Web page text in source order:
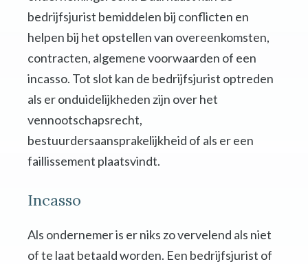
bedrijfsjurist bemiddelen bij conflicten en
helpen bij het opstellen van overeenkomsten,
contracten, algemene voorwaarden of een
incasso. Tot slot kan de bedrijfsjurist optreden
als er onduidelijkheden zijn over het
vennootschapsrecht,
bestuurdersaansprakelijkheid of als er een
faillissement plaatsvindt.
Incasso
Als ondernemer is er niks zo vervelend als niet
of te laat betaald worden. Een bedrijfsjurist of